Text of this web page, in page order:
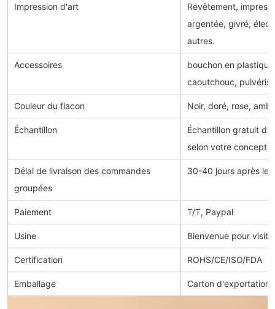
Impression d'art
Revêtement,
argentée, givré,
autres.
Accessoires
bouchon en
caoutchouc,
Couleur du flacon Noir, doré, rose,
Échantillon
Échantillon gratuit
selon votre
Délai de livraison des commandes
groupées
30-40 jours après le
Paiement T/T, Paypal
Usine Bienvenue pour
Certification ROHS/CE/ISO/FDA
Emballage Carton d'exportation